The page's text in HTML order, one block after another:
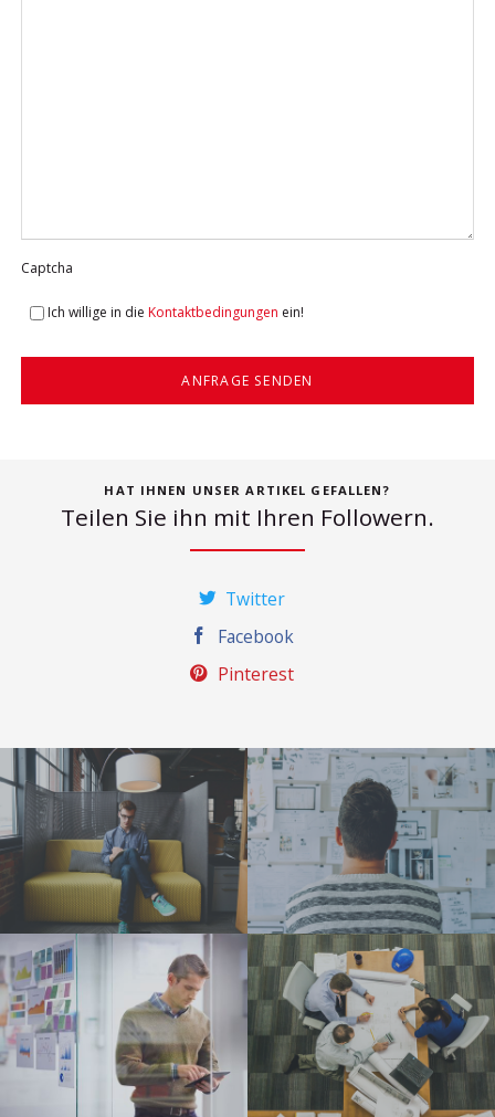
Captcha
Ich willige in die Kontaktbedingungen ein!
ANFRAGE SENDEN
HAT IHNEN UNSER ARTIKEL GEFALLEN?
Teilen Sie ihn mit Ihren Followern.
Twitter
Facebook
Pinterest